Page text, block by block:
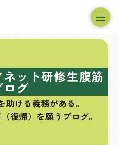
ット研修生腹筋
ログ
ける義務がある。
復帰）を願うブログ。